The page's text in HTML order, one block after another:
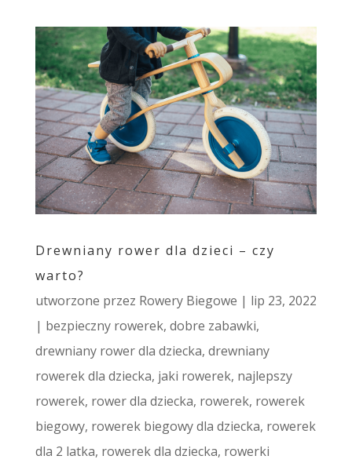
Drewniany rower dla dzieci – czy
warto?
utworzone przez Rowery Biegowe | lip 23, 2022
| bezpieczny rowerek, dobre zabawki,
drewniany rower dla dziecka, drewniany
rowerek dla dziecka, jaki rowerek, najlepszy
rowerek, rower dla dziecka, rowerek, rowerek
biegowy, rowerek biegowy dla dziecka, rowerek
dla 2 latka, rowerek dla dziecka, rowerki